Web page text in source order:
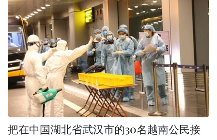
把在中国湖北省武汉市的30名越南公民接